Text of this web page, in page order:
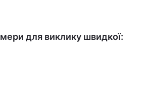
для виклику швидкої: